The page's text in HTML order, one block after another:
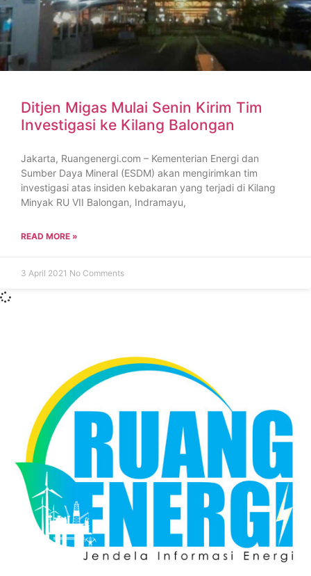
Ditjen Migas Mulai Senin Kirim Tim
Investigasi ke Kilang Balongan
Jakarta, Ruangenergi.com – Kementerian Energi dan
Sumber Daya Mineral (ESDM) akan mengirimkan tim
investigasi atas insiden kebakaran yang terjadi di Kilang
Minyak RU VII Balongan, Indramayu,
READ MORE »
3 April 2021 No Comments